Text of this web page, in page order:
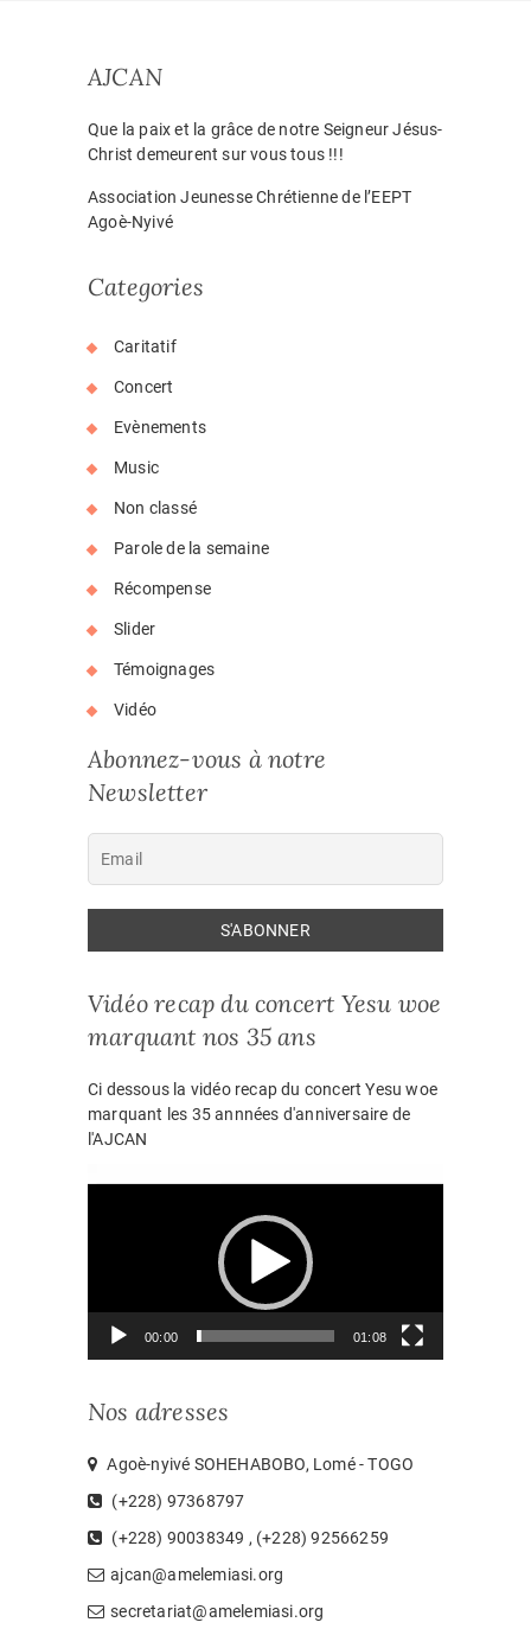
AJCAN
Que la paix et la grâce de notre Seigneur Jésus-
Christ demeurent sur vous tous !!!
Association Jeunesse Chrétienne de l’EEPT
Agoè-Nyivé
Categories
Caritatif
Concert
Evènements
Music
Non classé
Parole de la semaine
Récompense
Slider
Témoignages
Vidéo
Abonnez-vous à notre
Newsletter
Vidéo recap du concert Yesu woe
marquant nos 35 ans
Ci dessous la vidéo recap du concert Yesu woe
marquant les 35 annnées d'anniversaire de
l'AJCAN
00:00 01:08
Nos adresses
Agoè-nyivé SOHEHABOBO, Lomé - TOGO
(+228) 97368797
(+228) 90038349 , (+228) 92566259
ajcan@amelemiasi.org
secretariat@amelemiasi.org